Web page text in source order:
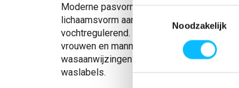
Noodzakelijk
Moderne pasvorm. Flexibel materiaal dat
lichaamsvorm aanpast. Antibacterieel (test
vochtregulerend. Sneldrogend. Ronde hals.
vrouwen en mannen. Extra comfort,
wasaanwijzingen zijn meegeweven – dus
waslabels.